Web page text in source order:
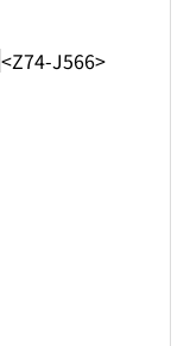
<Z74-J566>